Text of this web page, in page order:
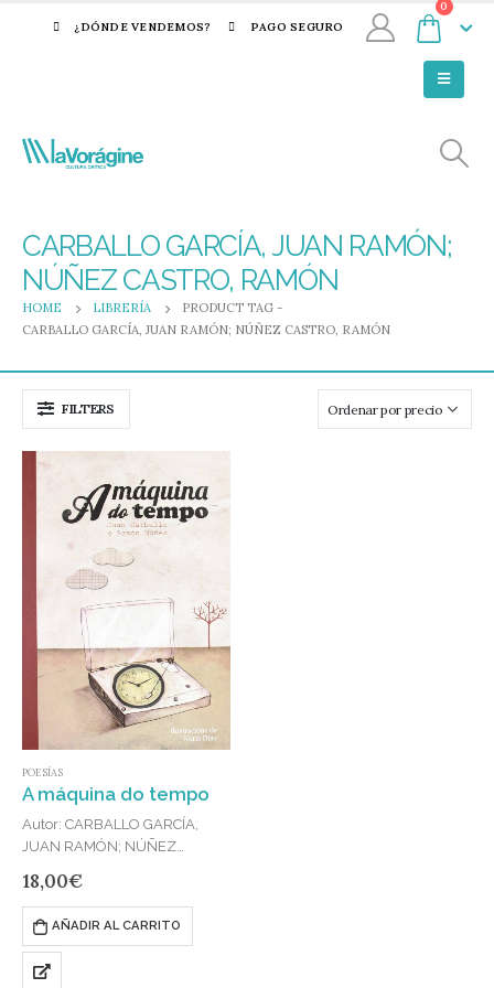
¿DÓNDE VENDEMOS? PAGO SEGURO
0
CARBALLO GARCÍA, JUAN RAMÓN;
NÚÑEZ CASTRO, RAMÓN
HOME LIBRERÍA
PRODUCT TAG -
CARBALLO GARCÍA, JUAN RAMÓN; NÚÑEZ CASTRO, RAMÓN
FILTERS
POESÍAS
A máquina do tempo
Autor: CARBALLO GARCÍA,
JUAN RAMÓN; NÚÑEZ
Editorial: JUAN CARBALLO
Publicado en: 2017
ISBN: 978-84-615-9616-4
18,00€
AÑADIR AL CARRITO